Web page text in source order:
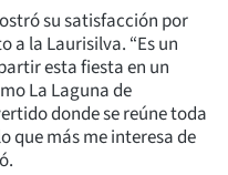
su satisfacción por
a la Laurisilva. “Es un
esta fiesta en un
La Laguna de
donde se reúne toda
que más me interesa de